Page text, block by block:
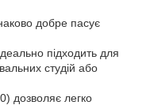
добре пасує
підходить для
студій або
дозволяє легко